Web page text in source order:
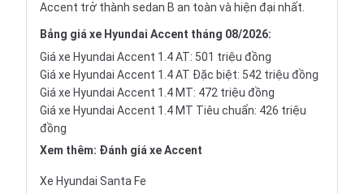
Accent trở thành sedan B an toàn và hiện đại nhất.
Bảng giá xe Hyundai Accent tháng 08/2026:
Giá xe Hyundai Accent 1.4 AT: 501 triệu đồng
Giá xe Hyundai Accent 1.4 AT Đặc biệt: 542 triệu đồng
Giá xe Hyundai Accent 1.4 MT: 472 triệu đồng
Giá xe Hyundai Accent 1.4 MT Tiêu chuẩn: 426 triệu
đồng
Xem thêm: Đánh giá xe Accent
Xe Hyundai Santa Fe